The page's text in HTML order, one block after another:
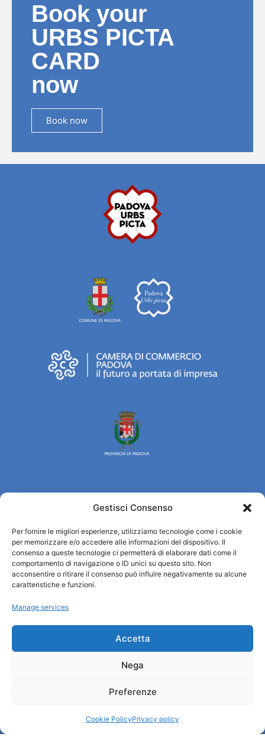
Gestisci Consenso
Per fornire le migliori esperienze, utilizziamo tecnologie come i cookie
per memorizzare e/o accedere alle informazioni del dispositivo. Il
consenso a queste tecnologie ci permetterà di elaborare dati come il
comportamento di navigazione o ID unici su questo sito. Non
acconsentire o ritirare il consenso può influire negativamente su alcune
caratteristiche e funzioni.
Manage services
Accetta
Nega
Preferenze
Cookie PolicyPrivacy policy
Book your
URBS PICTA
CARD
now
Book now
Who we are
Tourist Information Office / IAT
Privacy policy
Credits
Information